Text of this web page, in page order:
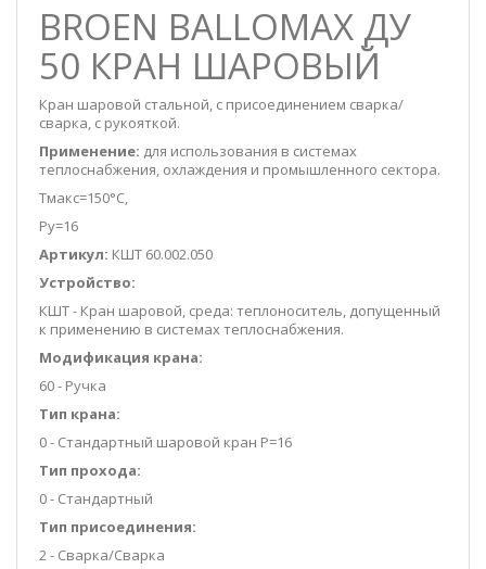
BROEN BALLOMAX ДУ
50 КРАН ШАРОВЫЙ
Кран шаровой стальной, с присоединением сварка/
сварка, с рукояткой.
Применение: для использования в системах
теплоснабжения, охлаждения и промышленного сектора.
Тмакс=150°С,
Ру=16
Артикул: КШТ 60.002.050
Устройство:
КШТ - Кран шаровой, среда: теплоноситель, допущенный
к применению в системах теплоснабжения.
Модификация крана:
60 - Ручка
Тип крана:
0 - Стандартный шаровой кран P=16
Тип прохода:
0 - Стандартный
Тип присоединения:
2 - Сварка/Сварка